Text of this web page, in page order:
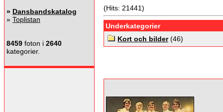
» Dansbandskatalog
» Toplistan
8459 foton i 2640
kategorier.
(Hits: 21441)
Underkategorier
Kort och bilder(46)